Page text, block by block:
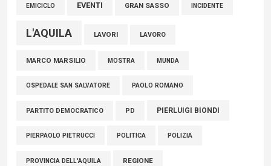
EMICICLO EVENTI GRAN SASSO INCIDENTE
L'AQUILA LAVORI LAVORO
MARCO MARSILIO MOSTRA MUNDA
OSPEDALE SAN SALVATORE PAOLO ROMANO
PARTITO DEMOCRATICO PD PIERLUIGI BIONDI
PIERPAOLO PIETRUCCI POLITICA POLIZIA
PROVINCIA DELL'AQUILA REGIONE